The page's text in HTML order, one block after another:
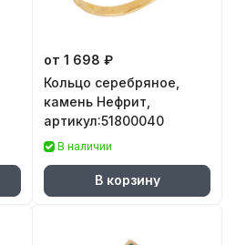
от 1 698 ₽
Кольцо серебряное,
камень Нефрит,
артикул:51800040
В наличии
В корзину